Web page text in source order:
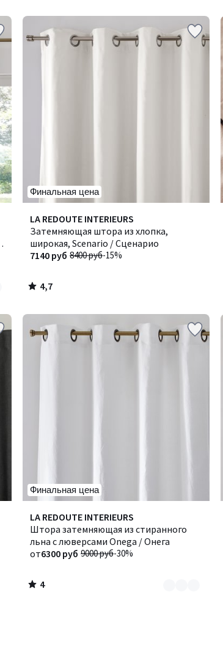
Финальная цена
LA REDOUTE INTERIEURS
Затемняющая штора из хлопка,
широкая, Scenario / Сценарио
8400 руб-15%
7140 руб
4,7
/ 5
4,7
/
Финальная цена
LA REDOUTE INTERIEURS
Штора затемняющая из стиранного
льна с люверсами Onega / Онега
9000 руб-30%
от6300 руб
4
/
5
Количество
цветов:
6
4
/